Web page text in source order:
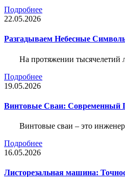
Подробнее
22.05.2026
Разгадываем Небесные
На протяжении тысячелетий
Подробнее
19.05.2026
Винтовые Сваи: Современный
Винтовые сваи – это
Подробнее
16.05.2026
Листорезальная машина: